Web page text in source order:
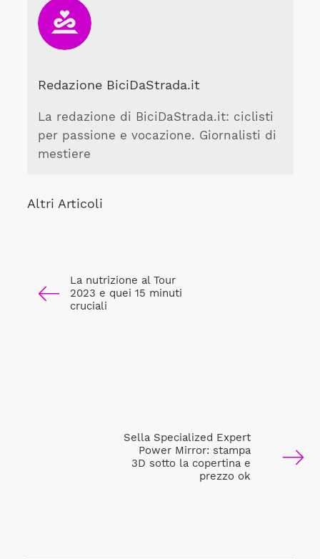
Redazione BiciDaStrada.it
La redazione di BiciDaStrada.it: ciclisti
per passione e vocazione. Giornalisti di
mestiere
Altri Articoli
La nutrizione al Tour
2023 e quei 15 minuti
cruciali
Sella Specialized Expert
Power Mirror: stampa
3D sotto la copertina e
prezzo ok